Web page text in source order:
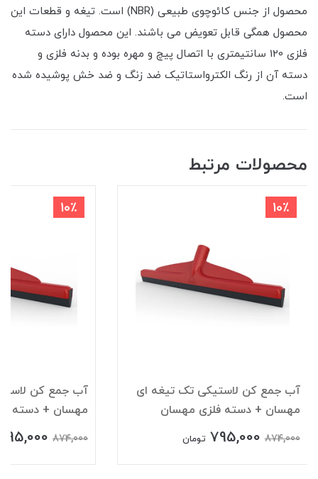
محصول از جنس کائوچوی طبیعی (NBR) است. تیغه و قطعات این
محصول همگی قابل تعویض می باشند. این محصول دارای دسته
فلزی 120 سانتیمتری با اتصال پیچ و مهره بوده و بدنه فلزی و
دسته آن از رنگ الکترواستاتیک ضد زنگ و ضد خش پوشیده شده
است.
محصولات مرتبط
10٪
آب جمع کن لاستیکی تک تیغه ای
مهسان + دسته فلزی مهسان
874,000
795,000 تومان
10٪
آب جمع کن
مهسان + دسته
874,000